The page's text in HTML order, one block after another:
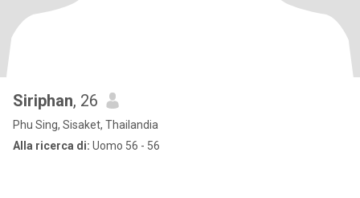
Siriphan, 26
Phu Sing, Sisaket, Thailandia
Alla ricerca di: Uomo 56 - 56